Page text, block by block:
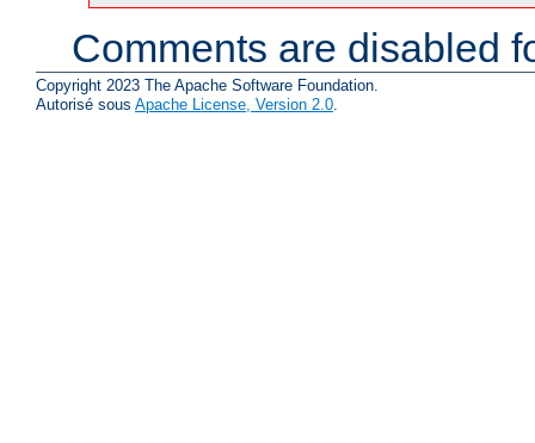
Comments are disabled
Copyright 2023 The Apache Software Foundation.
Autorisé sous Apache License, Version 2.0.